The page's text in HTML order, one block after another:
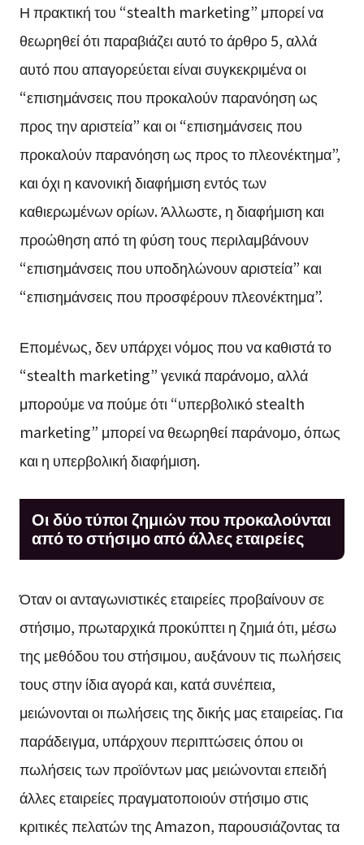
Η πρακτική του “stealth marketing” μπορεί να
θεωρηθεί ότι παραβιάζει αυτό το άρθρο 5, αλλά
αυτό που απαγορεύεται είναι συγκεκριμένα οι
“επισημάνσεις που προκαλούν παρανόηση ως
προς την αριστεία” και οι “επισημάνσεις που
προκαλούν παρανόηση ως προς το πλεονέκτημα”,
και όχι η κανονική διαφήμιση εντός των
καθιερωμένων ορίων. Άλλωστε, η διαφήμιση και
προώθηση από τη φύση τους περιλαμβάνουν
“επισημάνσεις που υποδηλώνουν αριστεία” και
“επισημάνσεις που προσφέρουν πλεονέκτημα”.
Επομένως, δεν υπάρχει νόμος που να καθιστά το
“stealth marketing” γενικά παράνομο, αλλά
μπορούμε να πούμε ότι “υπερβολικό stealth
marketing” μπορεί να θεωρηθεί παράνομο, όπως
και η υπερβολική διαφήμιση.
Οι δύο τύποι ζημιών που προκαλούνται
από το στήσιμο από άλλες εταιρείες
Όταν οι ανταγωνιστικές εταιρείες προβαίνουν σε
στήσιμο, πρωταρχικά προκύπτει η ζημιά ότι, μέσω
της μεθόδου του στήσιμου, αυξάνουν τις πωλήσεις
τους στην ίδια αγορά και, κατά συνέπεια,
μειώνονται οι πωλήσεις της δικής μας εταιρείας. Για
παράδειγμα, υπάρχουν περιπτώσεις όπου οι
πωλήσεις των προϊόντων μας μειώνονται επειδή
άλλες εταιρείες πραγματοποιούν στήσιμο στις
κριτικές πελατών της Amazon, παρουσιάζοντας τα